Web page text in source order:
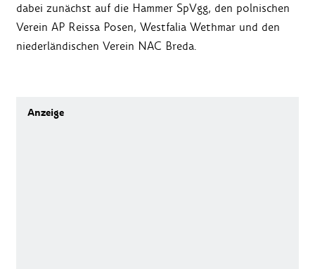
dabei zunächst auf die Hammer SpVgg, den polnischen
Verein AP Reissa Posen, Westfalia Wethmar und den
niederländischen Verein NAC Breda.